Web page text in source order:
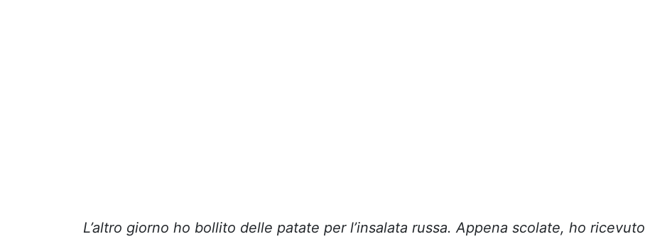
L’altro giorno ho bollito delle patate per l’insalata russa. Appena scolate, ho ricevuto